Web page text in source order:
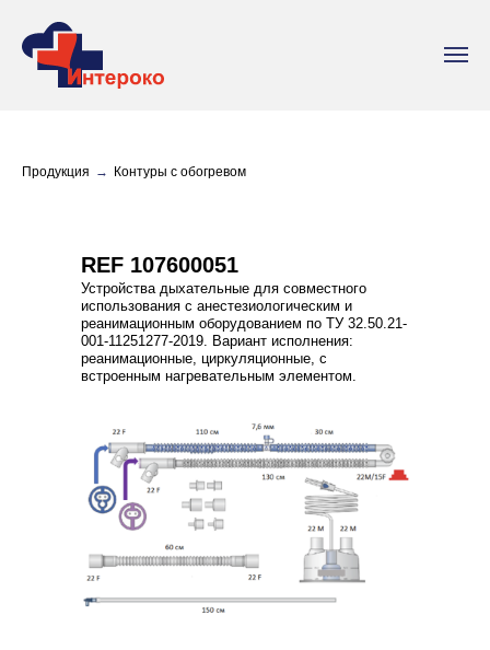
Продукция → Контуры с обогревом
REF 107600051
Устройства дыхательные для совместного
использования с анестезиологическим и
реанимационным оборудованием по ТУ 32.50.21-
001-11251277-2019. Вариант исполнения:
реанимационные, циркуляционные, с
встроенным нагревательным элементом.